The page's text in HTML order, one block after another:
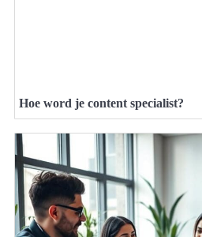
Hoe word je content specialist?